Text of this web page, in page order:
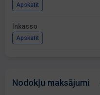
Apskatīt
Inkasso
Apskatīt
Nodokļu maksājumi